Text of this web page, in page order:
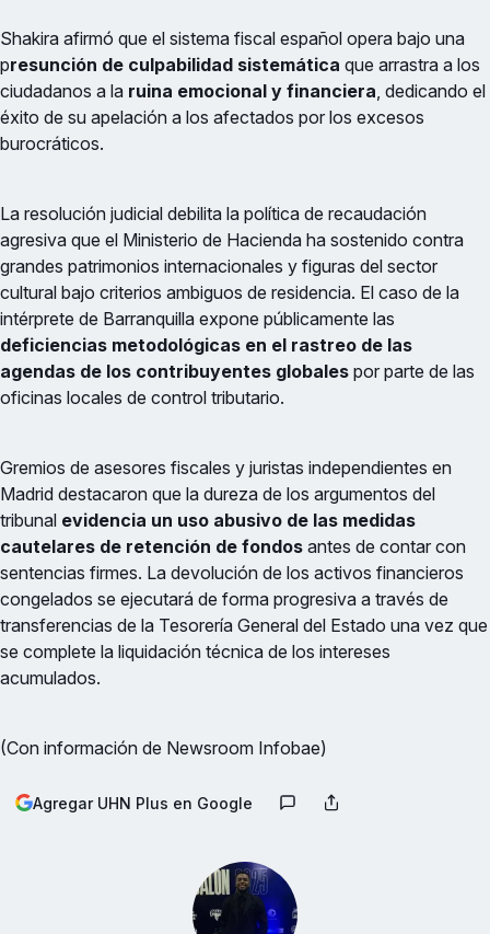
Shakira afirmó que el sistema fiscal español opera bajo una
presunción de culpabilidad sistemática que arrastra a los
ciudadanos a la ruina emocional y financiera, dedicando el
éxito de su apelación a los afectados por los excesos
burocráticos.
La resolución judicial debilita la política de recaudación
agresiva que el Ministerio de Hacienda ha sostenido contra
grandes patrimonios internacionales y figuras del sector
cultural bajo criterios ambiguos de residencia. El caso de la
intérprete de Barranquilla expone públicamente las
deficiencias metodológicas en el rastreo de las
agendas de los contribuyentes globales por parte de las
oficinas locales de control tributario.
Gremios de asesores fiscales y juristas independientes en
Madrid destacaron que la dureza de los argumentos del
tribunal evidencia un uso abusivo de las medidas
cautelares de retención de fondos antes de contar con
sentencias firmes. La devolución de los activos financieros
congelados se ejecutará de forma progresiva a través de
transferencias de la Tesorería General del Estado una vez que
se complete la liquidación técnica de los intereses
acumulados.
(Con información de Newsroom Infobae)
Agregar UHN Plus en Google